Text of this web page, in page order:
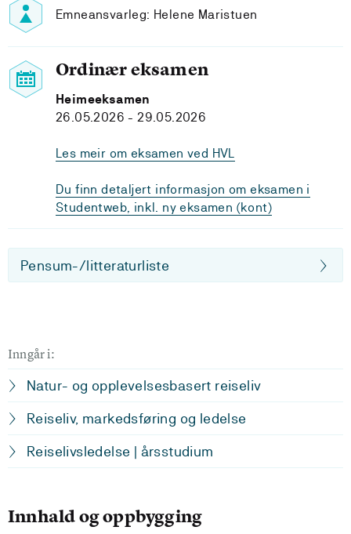
Emneansvarleg: Helene Maristuen
Ordinær eksamen
Heimeeksamen
26.05.2026 - 29.05.2026
Les meir om eksamen ved HVL
Du finn detaljert informasjon om eksamen i
Studentweb, inkl. ny eksamen (kont)
Pensum-/litteraturliste
Inngår i:
Natur- og opplevelsesbasert reiseliv
Reiseliv, markedsføring og ledelse
Reiselivsledelse | årsstudium
Innhald og oppbygging